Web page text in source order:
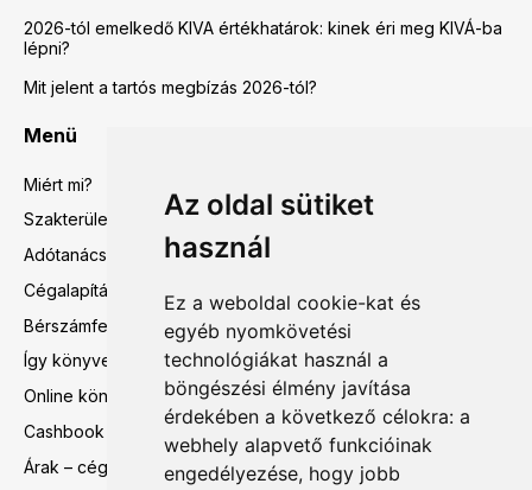
Az oldal sütiket
használ
Ez a weboldal cookie-kat és
egyéb nyomkövetési
technológiákat használ a
böngészési élmény javítása
érdekében a következő célokra: a
webhely alapvető funkcióinak
engedélyezése, hogy jobb
2026-tól emelkedő KIVA értékhatárok: kinek éri meg KIVÁ-ba
lépni?
Mit jelent a tartós megbízás 2026-tól?
Menü
Miért mi?
Szakterületeink
Adótanácsadás
Cégalapítás előtti tanácsadás
Bérszámfejtés
Így könyvelünk mi
Online könyvelés
Cashbook
Árak – cégalapítás előtti tanácsadás